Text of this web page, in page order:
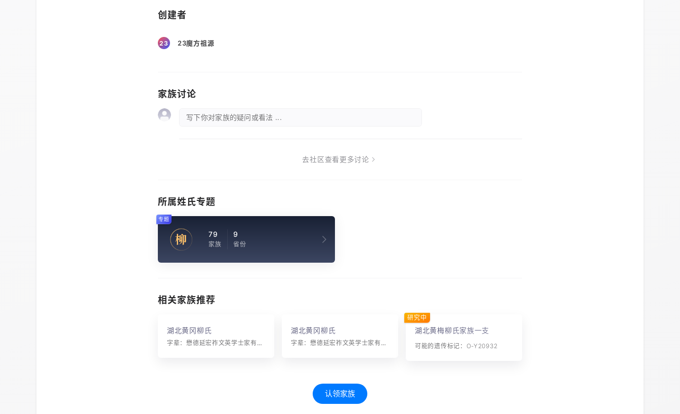
创建者
23 23魔方祖源
家族讨论
写下你对家族的疑问或看法 ...
去社区查看更多讨论
所属姓氏专题
柳 79
家族
9
省份
专题
相关家族推荐
湖北黄冈柳氏
字辈：懋德延宏祚文英学士家有开方可泰名誉世光华 继述辉先绪相传重守成贤才征焕发凤藻锡恩荣
湖北黄冈柳氏
字辈：懋德延宏祚文英学士家有开方可泰名誉世光华继述辉先绪相传重守成贤才征焕发凤藻锡恩荣
湖北黄梅柳氏家族一支
可能的遗传标记：O-Y20932
研究中
认领家族